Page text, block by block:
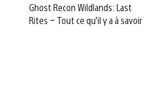
Ghost Recon Wildlands: Last
Rites – Tout ce qu’il y a à savoir